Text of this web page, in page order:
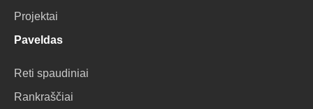
Projektai
Paveldas
Reti spaudiniai
Rankraščiai